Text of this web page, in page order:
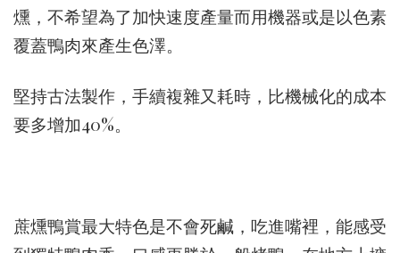
燻，不希望為了加快速度產量而用機器或是以色素
覆蓋鴨肉來產生色澤。
堅持古法製作，手續複雜又耗時，比機械化的成本
要多增加40%。
蔗燻鴨賞最大特色是不會死鹹，吃進嘴裡，能感受